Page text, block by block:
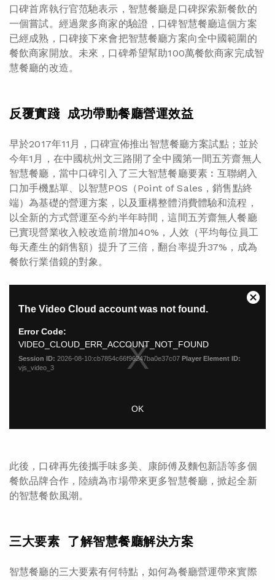
口碑首席執行官范馳表示，智慧餐廳是口碑探索新餐飲的
一個嘗試。經過衆多商家的驗證，口碑智慧餐廳這個方案
已經成熟，口碑接下來會把智慧餐廳方案向全中國範圍的
餐飲商家開放。未來，口碑希望幫助100萬餐飲商家完成智
慧餐廳的改造。
反覆實踐 成功帶動餐廳營運效益
早於2017年11月，口碑宣佈推出智慧餐廳方案試點；並於
今年1月，在中國杭州文三路開了全中國第一間五芳齋無人
智慧餐廳，當中口碑引入了三大智慧餐廳要素︰互聯網入
口加手機點單、以智慧POS（Point of Sales，銷售點終
端）為基礎的營運方案，以及重構整體消費體驗和流程，
以全新的方式營運至今約半年時間，這間五芳齋無人餐廳
已實現營業收入較改造前增加40%，人效（平均每位員工
每天產生的銷售額）提升了三倍，翻台率提升37%，成為
餐飲行業借鏡的對象。
此後，口碑再先後攜手味多美、康師傅及麵包新語等多個
餐飲品牌合作，陸續為市場帶來更多智慧餐廳，掀起全新
的智慧餐飲風潮。
三大要素 了解智慧餐廳解決方案
智慧餐廳的三大要素有何特點，如何為餐廳營運帶來實際